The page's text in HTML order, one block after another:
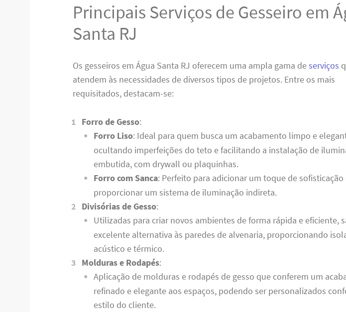
Principais Serviços de Gesseiro em
Santa RJ
Os gesseiros em Água Santa RJ oferecem uma ampla gama deserviços
atendem às necessidades de diversos tipos de projetos. Entre os mais
requisitados, destacam-se:
Forro de Gesso:
Forro Liso: Ideal para quem busca um acabamento limpo e
ocultando imperfeições do teto e facilitando a instalação de
embutida, com drywall ou plaquinhas.
Forro com Sanca: Perfeito para adicionar um toque de sofisticação
proporcionar um sistema de iluminação indireta.
Divisórias de Gesso:
Utilizadas para criar novos ambientes de forma rápida e eficiente,
excelente alternativa às paredes de alvenaria, proporcionando
acústico e térmico.
Molduras e Rodapés:
Aplicação de molduras e rodapés de gesso que conferem um
refinado e elegante aos espaços, podendo ser personalizados
estilo do cliente.